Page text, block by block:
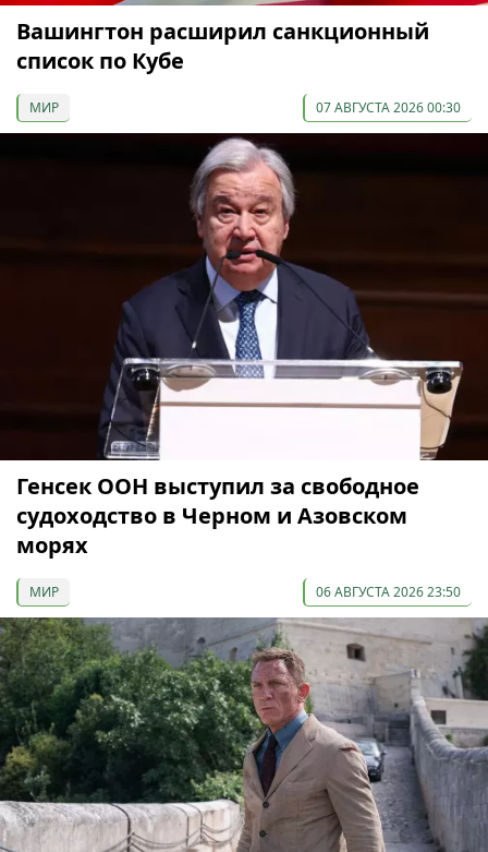
Вашингтон расширил санкционный
список по Кубе
МИР 07 АВГУСТА 2026 00:30
Генсек ООН выступил за свободное
судоходство в Черном и Азовском
морях
МИР 06 АВГУСТА 2026 23:50